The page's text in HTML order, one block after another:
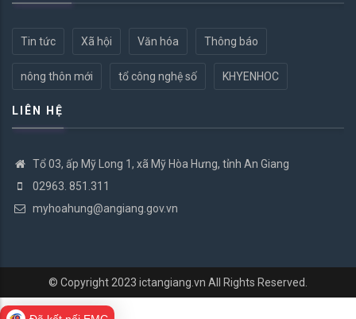
Tin tức Xã hội Văn hóa Thông báo
nông thôn mới tổ công nghệ số KHYENHOC
LIÊN HỆ
Tổ 03, ấp Mỹ Long 1, xã Mỹ Hòa Hưng, tỉnh An Giang
02963. 851.311
myhoahung@angiang.gov.vn
© Copyright 2023 ictangiang.vn All Rights Reserved.